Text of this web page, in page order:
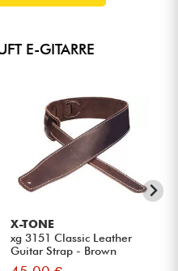
E-GITARRE
X-TONE
xg 3151 Classic Leather
Guitar Strap - Brown